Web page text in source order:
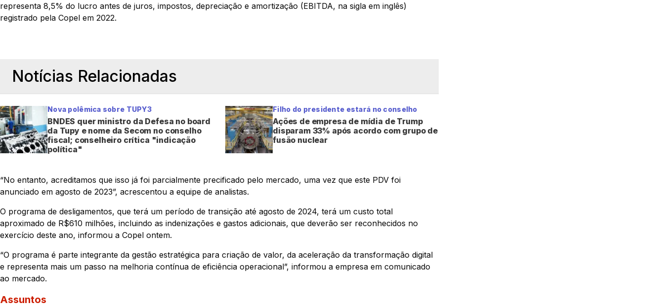
representa 8,5% do lucro antes de juros, impostos, depreciação e amortização (EBITDA, na sigla em inglês)
registrado pela Copel em 2022.
Notícias Relacionadas
Nova polêmica sobre TUPY3
BNDES quer ministro da Defesa no board
da Tupy e nome da Secom no conselho
fiscal; conselheiro crítica "indicação
política"
Filho do presidente estará no conselho
Ações de empresa de mídia de Trump
disparam 33% após acordo com grupo de
fusão nuclear
“No entanto, acreditamos que isso já foi parcialmente precificado pelo mercado, uma vez que este PDV foi
anunciado em agosto de 2023”, acrescentou a equipe de analistas.
O programa de desligamentos, que terá um período de transição até agosto de 2024, terá um custo total
aproximado de R$610 milhões, incluindo as indenizações e gastos adicionais, que deverão ser reconhecidos no
exercício deste ano, informou a Copel ontem.
“O programa é parte integrante da gestão estratégica para criação de valor, da aceleração da transformação digital
e representa mais um passo na melhoria contínua de eficiência operacional”, informou a empresa em comunicado
ao mercado.
Assuntos